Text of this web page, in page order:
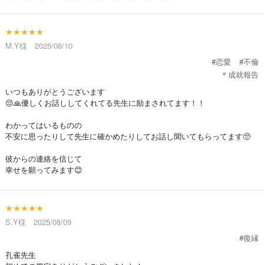
★★★★★
M.Y様 2025/08/10
#恋愛
#不倫
＊成就報告
いつもありがとうございます
😔🙏優しくお話ししてくれてる先生に励まされてます！！
わかってはいるものの
不安に思ったりして先生に確かめたりしてお話し聞いてもらってます🥺
彼からの連絡を信じて
幸せを願ってみます😊
★★★★★
S.Y様 2025/08/09
#復縁
孔雀先生